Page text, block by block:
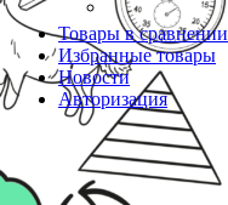
Товары в сравнении
Избранные товары
Новости
Авторизация